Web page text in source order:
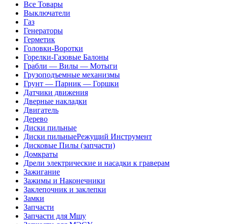
Все Товары
Выключатели
Газ
Генераторы
Герметик
Головки-Воротки
Горелки-Газовые Балоны
Грабли — Вилы — Мотыги
Грузоподъемные механизмы
Грунт — Парник — Горшки
Датчики движения
Дверные накладки
Двигатель
Дерево
Диски пильные
Диски пильныеРежущий Инструмент
Дисковые Пилы (запчасти)
Домкраты
Дрели электрические и насадки к граверам
Зажигание
Зажимы и Наконечники
Заклепочник и заклепки
Замки
Запчасти
Запчасти для Мшу